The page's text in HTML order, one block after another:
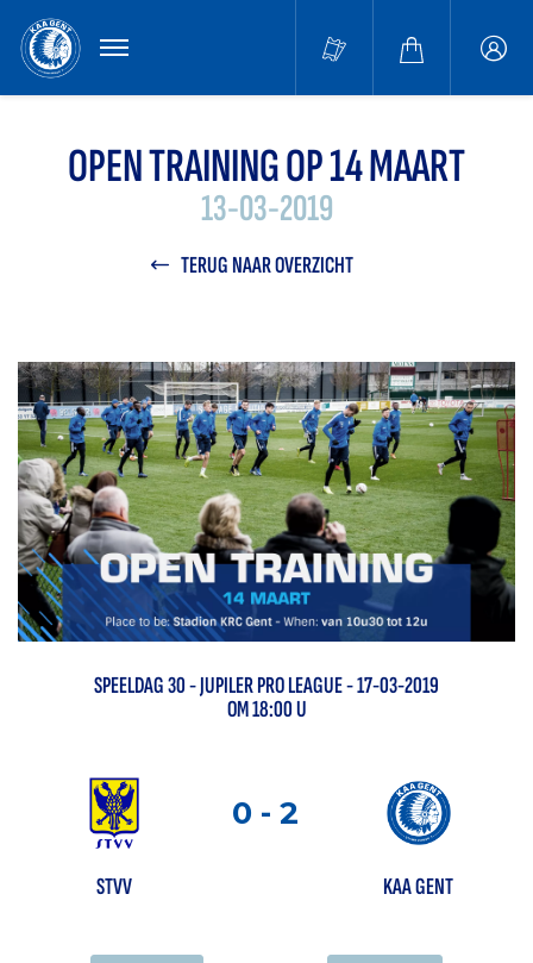
MENU
OPEN TRAINING OP 14 MAART
13-03-2019
TERUG NAAR OVERZICHT
SPEELDAG30-JUPILER PRO LEAGUE- 17-03-2019
OM 18:00 U
0 - 2
STVV KAA GENT